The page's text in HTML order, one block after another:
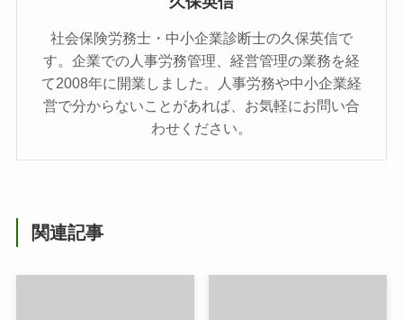
社会保険労務士・中小企業診断士の久保英信で
す。企業での人事労務管理、経営管理の業務を経
て2008年に開業しました。人事労務や中小企業経
営で分からないことがあれば、お気軽にお問い合
わせください。
関連記事